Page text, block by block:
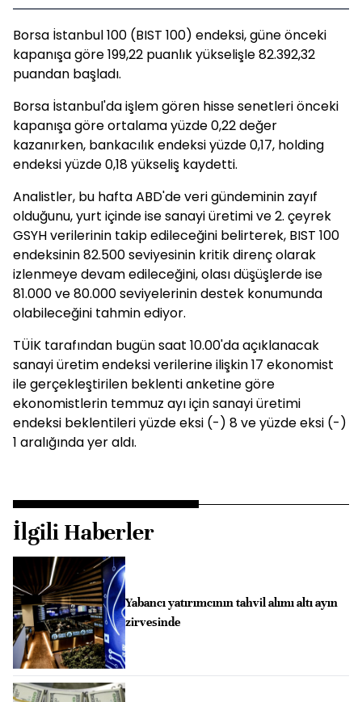
Borsa İstanbul 100 (BIST 100) endeksi, güne önceki
kapanışa göre 199,22 puanlık yükselişle 82.392,32
puandan başladı.
Borsa İstanbul'da işlem gören hisse senetleri önceki
kapanışa göre ortalama yüzde 0,22 değer
kazanırken, bankacılık endeksi yüzde 0,17, holding
endeksi yüzde 0,18 yükseliş kaydetti.
Analistler, bu hafta ABD'de veri gündeminin zayıf
olduğunu, yurt içinde ise sanayi üretimi ve 2. çeyrek
GSYH verilerinin takip edileceğini belirterek, BIST 100
endeksinin 82.500 seviyesinin kritik direnç olarak
izlenmeye devam edileceğini, olası düşüşlerde ise
81.000 ve 80.000 seviyelerinin destek konumunda
olabileceğini tahmin ediyor.
TÜİK tarafından bugün saat 10.00'da açıklanacak
sanayi üretim endeksi verilerine ilişkin 17 ekonomist
ile gerçekleştirilen beklenti anketine göre
ekonomistlerin temmuz ayı için sanayi üretimi
endeksi beklentileri yüzde eksi (-) 8 ve yüzde eksi (-)
1 aralığında yer aldı.
İlgili Haberler
Yabancı yatırımcının tahvil alımı altı ayın
zirvesinde